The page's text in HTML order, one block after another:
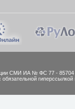
СМИ ИА № ФС 77 - 85704
гиперссылкой